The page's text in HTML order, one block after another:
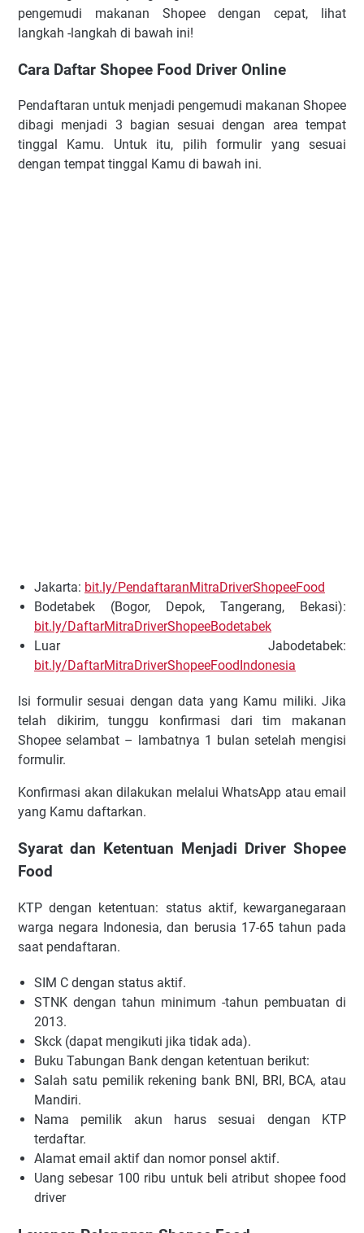
pengemudi makanan Shopee dengan cepat, lihat
langkah -langkah di bawah ini!
Cara Daftar Shopee Food Driver Online
Pendaftaran untuk menjadi pengemudi makanan Shopee
dibagi menjadi 3 bagian sesuai dengan area tempat
tinggal Kamu. Untuk itu, pilih formulir yang sesuai
dengan tempat tinggal Kamu di bawah ini.
Jakarta: bit.ly/PendaftaranMitraDriverShopeeFood
Bodetabek (Bogor, Depok, Tangerang, Bekasi):
bit.ly/DaftarMitraDriverShopeeBodetabek
Luar Jabodetabek:
bit.ly/DaftarMitraDriverShopeeFoodIndonesia
Isi formulir sesuai dengan data yang Kamu miliki. Jika
telah dikirim, tunggu konfirmasi dari tim makanan
Shopee selambat – lambatnya 1 bulan setelah mengisi
formulir.
Konfirmasi akan dilakukan melalui WhatsApp atau email
yang Kamu daftarkan.
Syarat dan Ketentuan Menjadi Driver Shopee
Food
KTP dengan ketentuan: status aktif, kewarganegaraan
warga negara Indonesia, dan berusia 17-65 tahun pada
saat pendaftaran.
SIM C dengan status aktif.
STNK dengan tahun minimum -tahun pembuatan di
2013.
Skck (dapat mengikuti jika tidak ada).
Buku Tabungan Bank dengan ketentuan berikut:
Salah satu pemilik rekening bank BNI, BRI, BCA, atau
Mandiri.
Nama pemilik akun harus sesuai dengan KTP
terdaftar.
Alamat email aktif dan nomor ponsel aktif.
Uang sebesar 100 ribu untuk beli atribut shopee food
driver